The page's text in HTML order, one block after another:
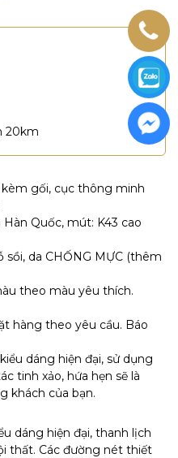
20km
gối, cục thông minh
Quốc, mút: K43 cao
sồi, da CHỐNG MỰC (thêm
theo màu yêu thích.
hàng theo yêu cầu. Báo
dáng hiện đại, sử dụng
tinh xảo, hứa hẹn sẽ là
khách của bạn.
dáng hiện đại, thanh lịch
thất. Các đường nét thiết